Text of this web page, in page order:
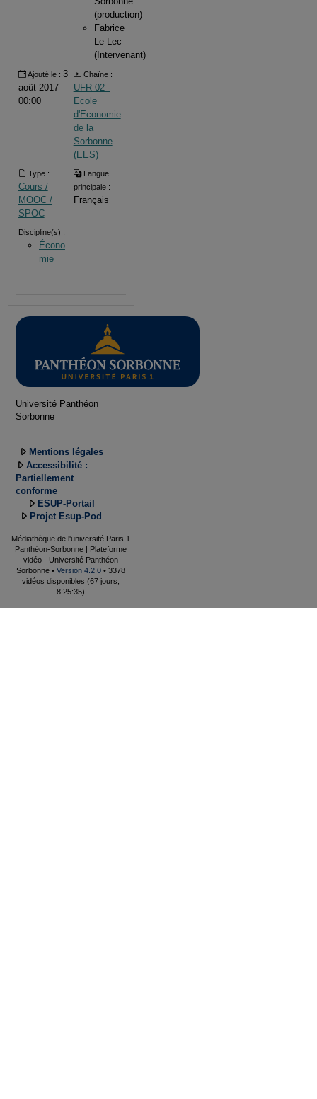
(production)
Fabrice
Le Lec
(Intervenant)
Ajouté le : 3
août 2017
00:00
Chaîne :
UFR 02 -
Ecole
d'Economie
de la
Sorbonne
(EES)
Type :
Cours /
MOOC /
SPOC
Langue
principale :
Français
Discipline(s) :
Écono
mie
Université Panthéon
Sorbonne
Mentions légales
Accessibilité :
Partiellement
conforme
ESUP-Portail
Projet Esup-Pod
Médiathèque de l'université Paris 1
Panthéon-Sorbonne | Plateforme
vidéo - Université Panthéon
Sorbonne • Version 4.2.0 • 3378
vidéos disponibles (67 jours,
8:25:35)